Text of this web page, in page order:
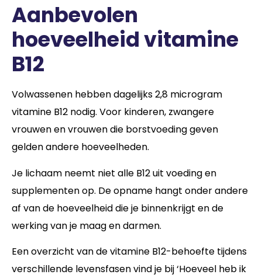
Aanbevolen
hoeveelheid vitamine
B12
Volwassenen hebben dagelijks 2,8 microgram
vitamine B12 nodig. Voor kinderen, zwangere
vrouwen en vrouwen die borstvoeding geven
gelden andere hoeveelheden.
Je lichaam neemt niet alle B12 uit voeding en
supplementen op. De opname hangt onder andere
af van de hoeveelheid die je binnenkrijgt en de
werking van je maag en darmen.
Een overzicht van de vitamine B12-behoefte tijdens
verschillende levensfasen vind je bij ‘Hoeveel heb ik